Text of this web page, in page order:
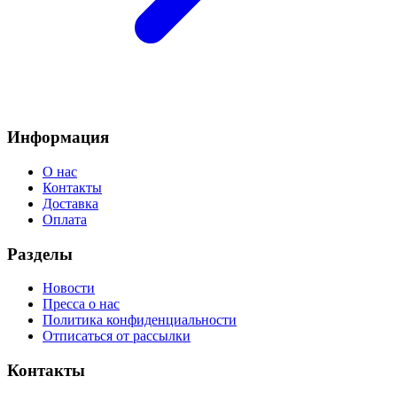
Информация
О нас
Контакты
Доставка
Оплата
Разделы
Новости
Пресса о нас
Политика конфиденциальности
Отписаться от рассылки
Контакты